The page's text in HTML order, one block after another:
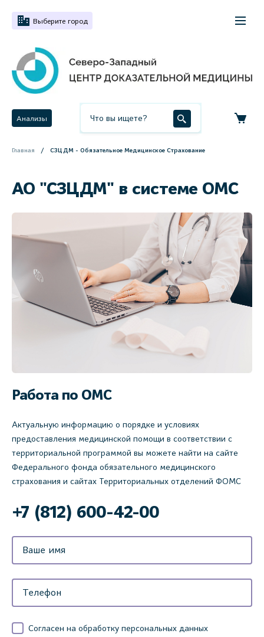
Выберите город
Анализы
Главная СЗЦДМ - Обязательное Медицинское Страхование
АО "СЗЦДМ" в системе ОМС
Работа по ОМС
Актуальную информацию о порядке и условиях
предоставления медицинской помощи в соответствии с
территориальной программой вы можете найти на сайте
Федерального фонда обязательного медицинского
страхования и сайтах Территориальных отделений ФОМС
+7 (812) 600-42-00
Согласен на обработку персональных данных